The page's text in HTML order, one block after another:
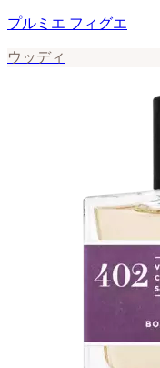
プルミエ フィグエ
ウッディ